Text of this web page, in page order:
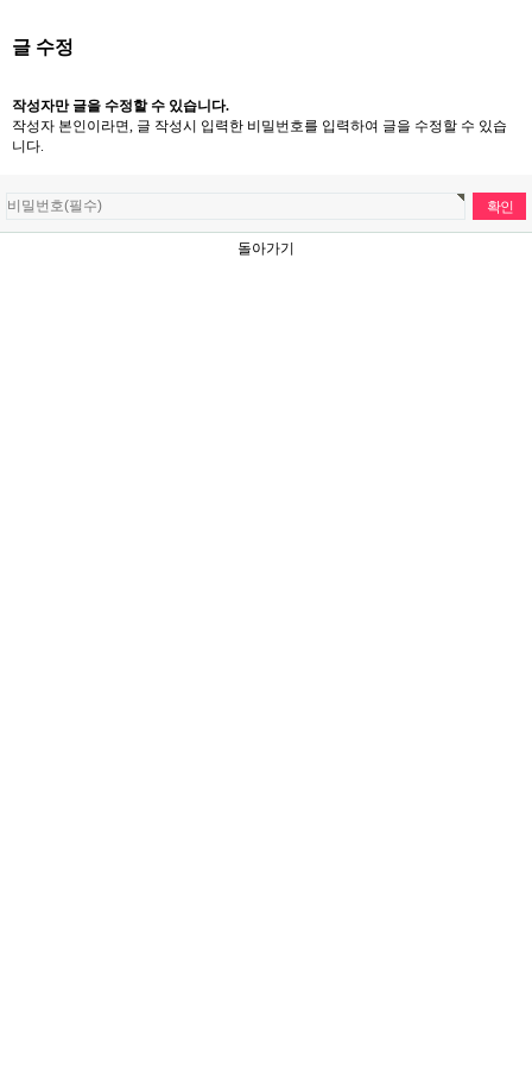
글 수정
작성자만 글을 수정할 수 있습니다.
작성자 본인이라면, 글 작성시 입력한 비밀번호를 입력하여 글을 수정할 수 있습
니다.
돌아가기